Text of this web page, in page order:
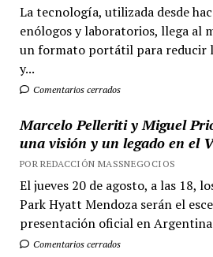
La tecnología, utilizada desde
enólogos y laboratorios, llega al
un formato portátil para reducir
y...
Comentarios cerrados
Marcelo Pelleriti y Miguel
una visión y un legado en el
POR REDACCIÓN MASSNEGOCIOS
El jueves 20 de agosto, a las 18,
Park Hyatt Mendoza serán el
presentación oficial en Argentina
Comentarios cerrados